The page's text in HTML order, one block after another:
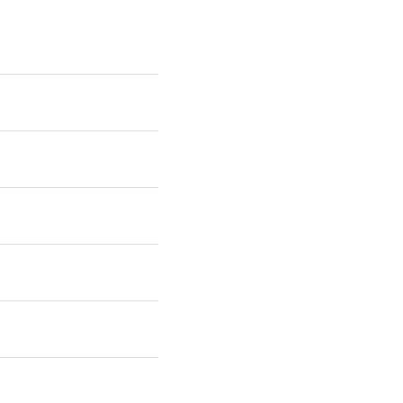
Probepaket selbst
in der Ihr alle
So kannst du es
Uns einfach
desto
den Konfigurator.
Kreativität freien Lauf
Informationen,
Zusätzlich bieten wir
abgeschlossen
WhatsApp
in
kann. Keine Sorge: